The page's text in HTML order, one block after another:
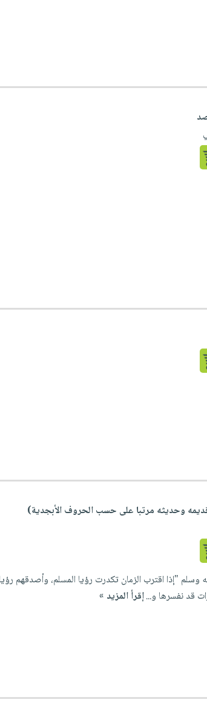
وحديثه مرتبا على حسب الحروف الأبجدية)
"إذا اقترب الزمان تكدرت رؤيا المسلم، وأصدقهم
قد نفسرها و...إقرأ المزيد »